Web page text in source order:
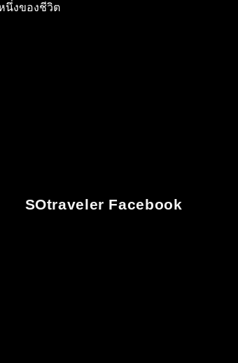
นึ่งของชีวิต
SOtraveler Facebook